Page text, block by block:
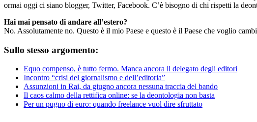
ormai oggi ci siano blogger, Twitter, Facebook. C’è bisogno di chi rispetti la
Hai mai pensato di andare all’estero?
No. Assolutamente no. Questo è il mio Paese e questo è il Paese che voglio
Sullo stesso argomento:
Equo compenso, è tutto fermo. Manca ancora il delegato degli editori
Incontro “crisi del giornalismo e dell’editoria”
Assunzioni in Rai, da giugno ancora nessuna traccia del bando
Il caos calmo della rettifica online: se la deontologia non basta
Per un pugno di euro: quando freelance vuol dire sfruttato